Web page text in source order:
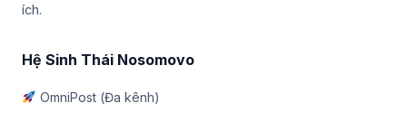
ích.
Hệ Sinh Thái Nosomovo
OmniPost (Đa kênh)